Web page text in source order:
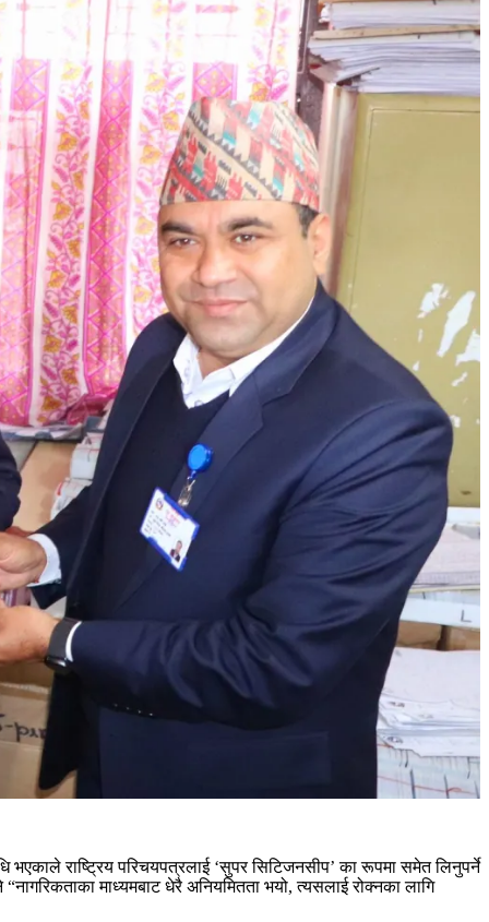
भएकाले राष्ट्रिय परिचयपत्रलाई ‘सुपर सिटिजनसीप’ का रूपमा समेत लिनुपर्ने
माध्यमबाट धेरै अनियमितता भयो, त्यसलाई रोक्नका लागि